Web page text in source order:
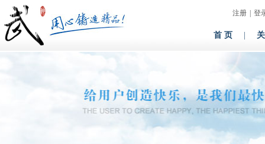
注册 登
首 页